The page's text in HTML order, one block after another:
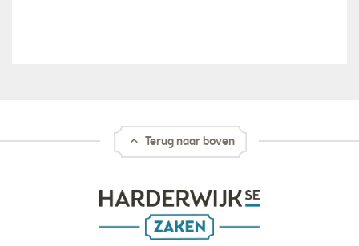
Terug naar boven